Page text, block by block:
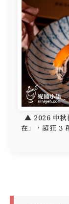
▲ 2026 中秋
在」，超狂 3